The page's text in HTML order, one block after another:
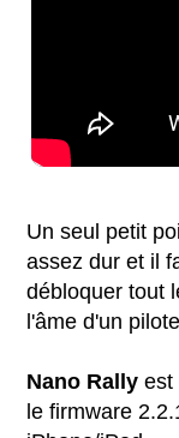
Un seul petit
assez dur et il
débloquer tout
l'âme d'un
Nano Rally est
le firmware